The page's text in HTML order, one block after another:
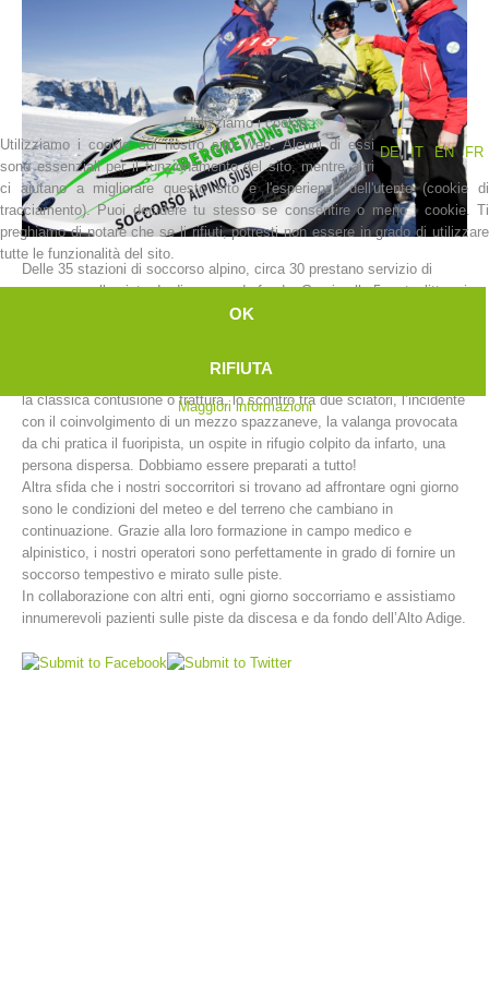
La storia
Delle 35 stazioni di soccorso alpino, circa 30 prestano servizio di
soccorso sulle piste da discesa e da fondo. Grazie alle 5 motoslitte e i
7 ATV (All Terrain Vehicle chiamati anche quad) presenti sul territorio
Gli interventi nelle aree sciistiche sono davvero di molteplice natura:
la classica contusione o frattura, lo scontro tra due sciatori, l’incidente
con il coinvolgimento di un mezzo spazzaneve, la valanga provocata
da chi pratica il fuoripista, un ospite in rifugio colpito da infarto, una
persona dispersa. Dobbiamo essere preparati a tutto!
Altra sfida che i nostri soccorritori si trovano ad affrontare ogni giorno
sono le condizioni del meteo e del terreno che cambiano in
continuazione. Grazie alla loro formazione in campo medico e
alpinistico, i nostri operatori sono perfettamente in grado di fornire un
soccorso tempestivo e mirato sulle piste.
In collaborazione con altri enti, ogni giorno soccorriamo e assistiamo
innumerevoli pazienti sulle piste da discesa e da fondo dell’Alto Adige.
Utilizziamo i cookie
DE
IT EN FR
Utilizziamo i cookie sul nostro sito Web. Alcuni di essi
sono essenziali per il funzionamento del sito, mentre altri
ci aiutano a migliorare questo sito e l'esperienza dell'utente (cookie di
tracciamento). Puoi decidere tu stesso se consentire o meno i cookie. Ti
preghiamo di notare che se li rifiuti, potresti non essere in grado di utilizzare
tutte le funzionalità del sito.
OK
RIFIUTA
Maggiori informazioni